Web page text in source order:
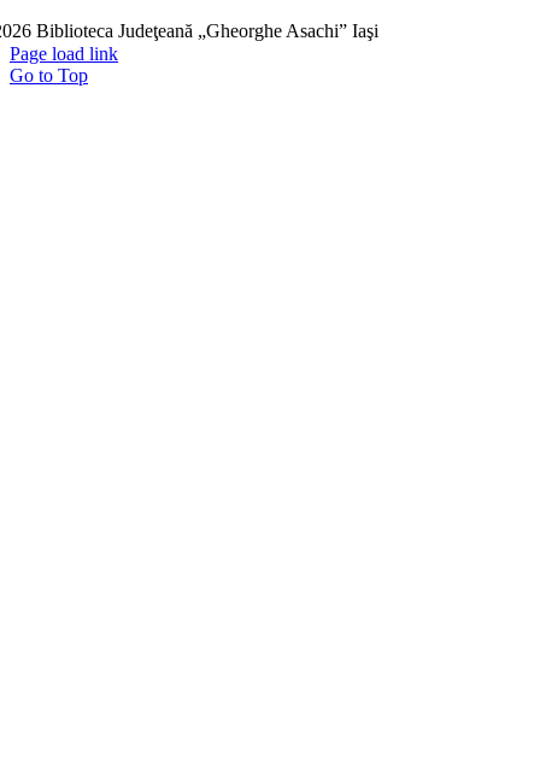
Biblioteca Judeţeană „Gheorghe Asachi” Iaşi
Page load link
Go to Top